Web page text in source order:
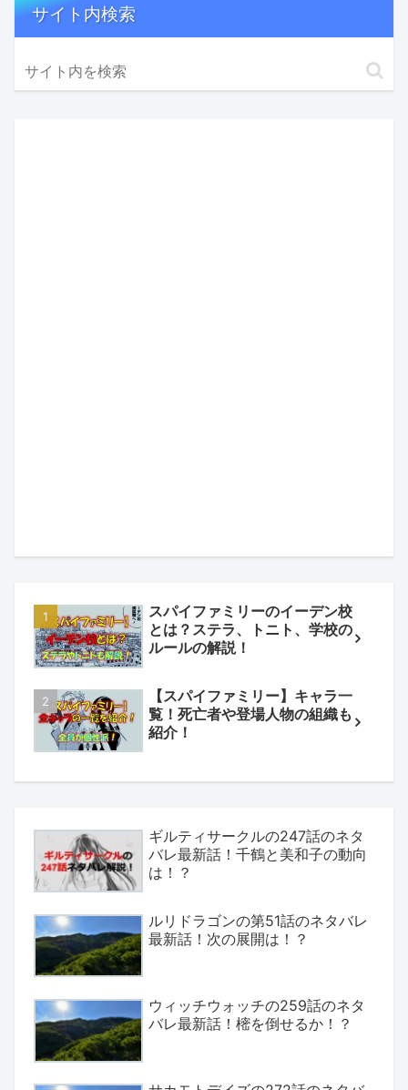
サイト内検索
スパイファミリーのイーデン校
とは？ステラ、トニト、学校の
ルールの解説！
【スパイファミリー】キャラ一
覧！死亡者や登場人物の組織も
紹介！
ギルティサークルの247話のネタ
バレ最新話！千鶴と美和子の動向
は！？
ルリドラゴンの第51話のネタバレ
最新話！次の展開は！？
ウィッチウォッチの259話のネタ
バレ最新話！樒を倒せるか！？